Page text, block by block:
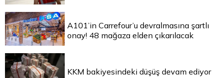
A101’in Carrefour’u devralmasına şartlı
onay! 48 mağaza elden çıkarılacak
KKM bakiyesindeki düşüş devam ediyor